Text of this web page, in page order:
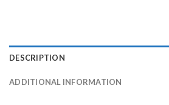
DESCRIPTION
ADDITIONAL INFORMATION